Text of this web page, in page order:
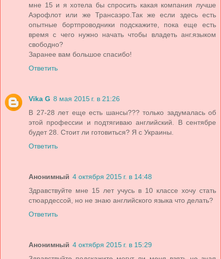
мне 15 и я хотела бы спросить какая компания лучше
Аэрофлот или же Трансаэро.Так же если здесь есть
опытные бортпроводники подскажите, пока еще есть
время с чего нужно начать чтобы владеть анг.языком
свободно?
Заранее вам большое спасибо!
Ответить
Vika G 8 мая 2015 г. в 21:26
В 27-28 лет еще есть шансы??? только задумалась об
этой профессии и подтягиваю английский. В сентябре
будет 28. Стоит ли готовиться? Я с Украины.
Ответить
Анонимный 4 октября 2015 г. в 14:48
Здравствуйте мне 15 лет учусь в 10 классе хочу стать
стюардессой, но не знаю английского языка что делать?
Ответить
Анонимный 4 октября 2015 г. в 15:29